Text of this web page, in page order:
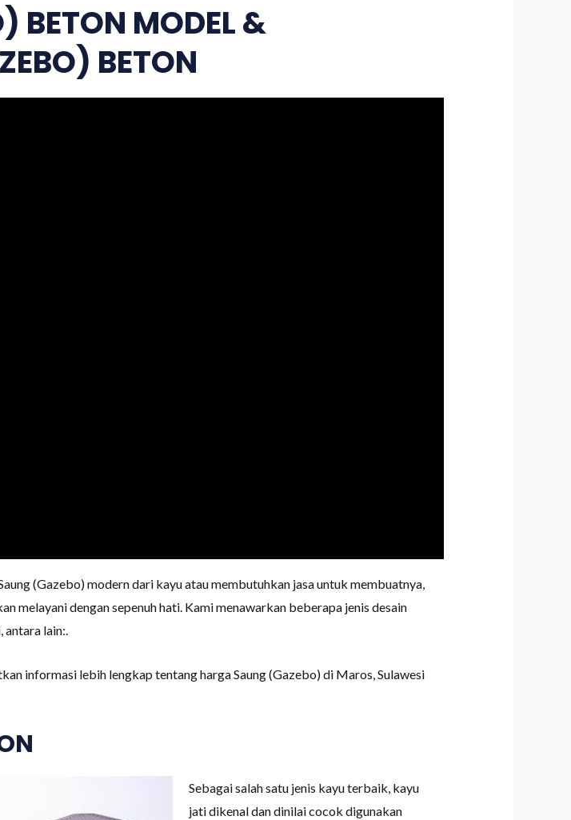
BETON MODEL &
BETON
(Gazebo) modern dari kayu atau membutuhkan jasa untuk membuatnya,
melayani dengan sepenuh hati. Kami menawarkan beberapa jenis desain
antara lain:.
informasi lebih lengkap tentang harga Saung (Gazebo) di Maros, Sulawesi
Sebagai salah satu jenis kayu terbaik, kayu
jati dikenal dan dinilai cocok digunakan